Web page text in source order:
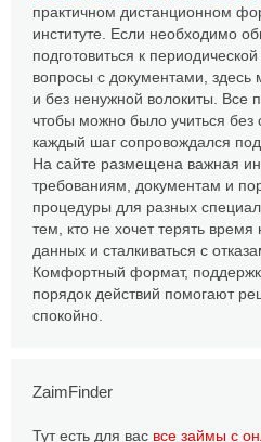
практичном дистанционном
институте. Если необходимо
подготовиться к
вопросы с документами, здесь
и без ненужной волокиты. Все
чтобы можно было учиться без
каждый шаг сопровождался
На сайте размещена важная
требованиям, документам и
процедуры для разных
тем, кто не хочет терять
данных и сталкиваться с
Комфортный формат,
порядок действий помогают
спокойно.
ZaimFinder
Тут есть для вас все займы с